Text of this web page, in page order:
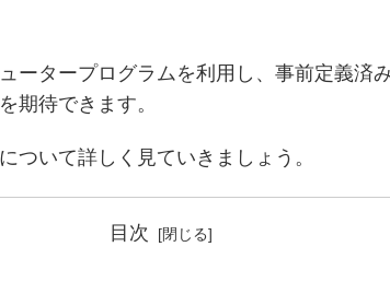
ータープログラムを利用し、事前定義済
期待できます。
ついて詳しく見ていきましょう。
目次